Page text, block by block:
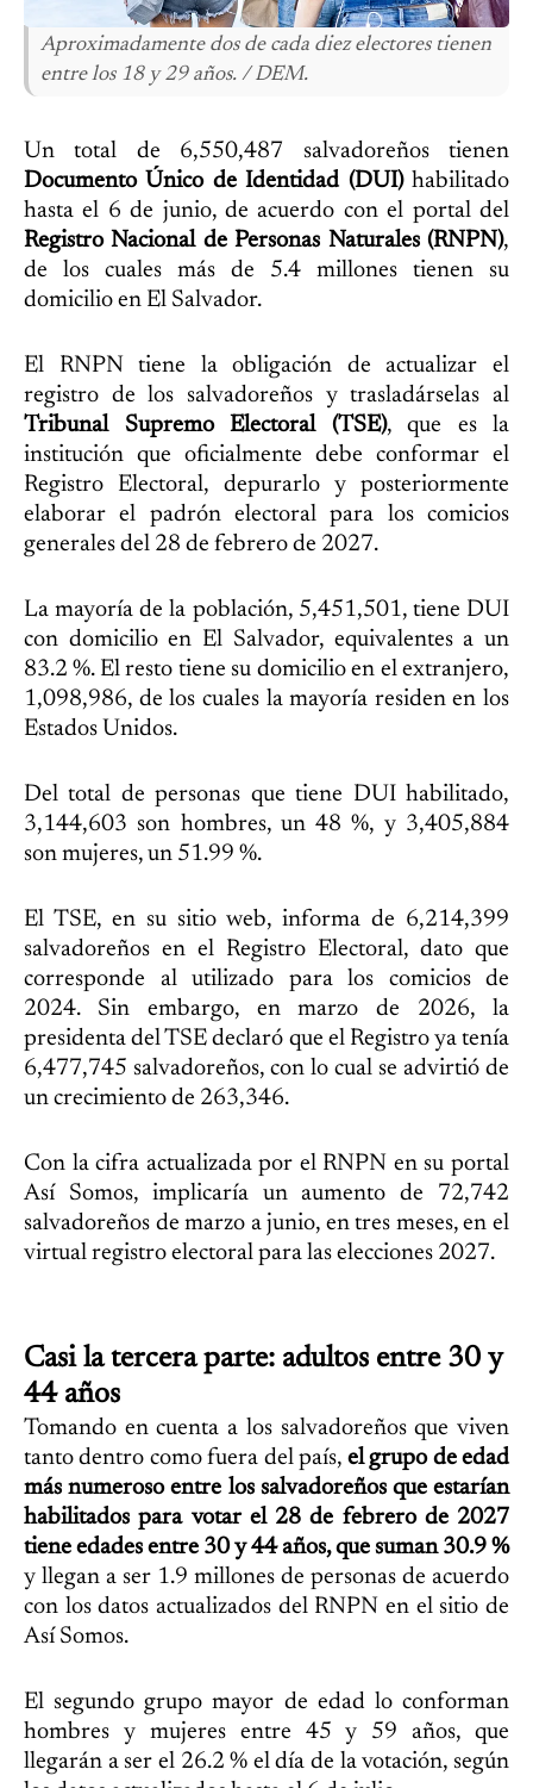
Aproximadamente dos de cada diez electores tienen
entre los 18 y 29 años. / DEM.
Un total de 6,550,487 salvadoreños tienen
Documento Único de Identidad (DUI)habilitado
hasta el 6 de junio, de acuerdo con el portal del
Registro Nacional de Personas Naturales (RNPN),
de los cuales más de 5.4 millones tienen su
domicilio en El Salvador.
El RNPN tiene la obligación de actualizar el
registro de los salvadoreños y trasladárselas al
Tribunal Supremo Electoral (TSE), que es la
institución que oficialmente debe conformar el
Registro Electoral, depurarlo y posteriormente
elaborar el padrón electoral para los comicios
generales del 28 de febrero de 2027.
La mayoría de la población, 5,451,501, tiene DUI
con domicilio en El Salvador, equivalentes a un
83.2 %. El resto tiene su domicilio en el extranjero,
1,098,986, de los cuales la mayoría residen en los
Estados Unidos.
Del total de personas que tiene DUI habilitado,
3,144,603 son hombres, un 48 %, y 3,405,884
son mujeres, un 51.99 %.
El TSE, en su sitio web, informa de 6,214,399
salvadoreños en el Registro Electoral, dato que
corresponde al utilizado para los comicios de
2024. Sin embargo, en marzo de 2026, la
presidenta del TSE declaró que el Registro ya tenía
6,477,745 salvadoreños, con lo cual se advirtió de
un crecimiento de 263,346.
Con la cifra actualizada por el RNPN en su portal
Así Somos, implicaría un aumento de 72,742
salvadoreños de marzo a junio, en tres meses, en el
virtual registro electoral para las elecciones 2027.
Casi la tercera parte: adultos entre 30 y
44 años
Tomando en cuenta a los salvadoreños que viven
tanto dentro como fuera del país, el grupo de edad
más numeroso entre los salvadoreños que estarían
habilitados para votar el 28 de febrero de 2027
tiene edades entre 30 y 44 años, que suman 30.9 %
y llegan a ser 1.9 millones de personas de acuerdo
con los datos actualizados del RNPN en el sitio de
Así Somos.
El segundo grupo mayor de edad lo conforman
hombres y mujeres entre 45 y 59 años, que
llegarán a ser el 26.2 % el día de la votación, según